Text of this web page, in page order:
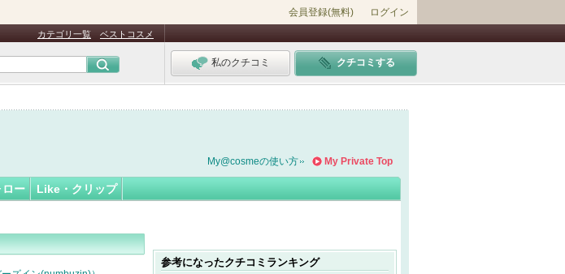
会員登録(無料) ログイン
カテゴリ一覧 ベストコスメ
私のクチコミ クチコミする
My Private Top
My@cosmeの使い方
ロー Like・クリップ
参考になったクチコミランキング